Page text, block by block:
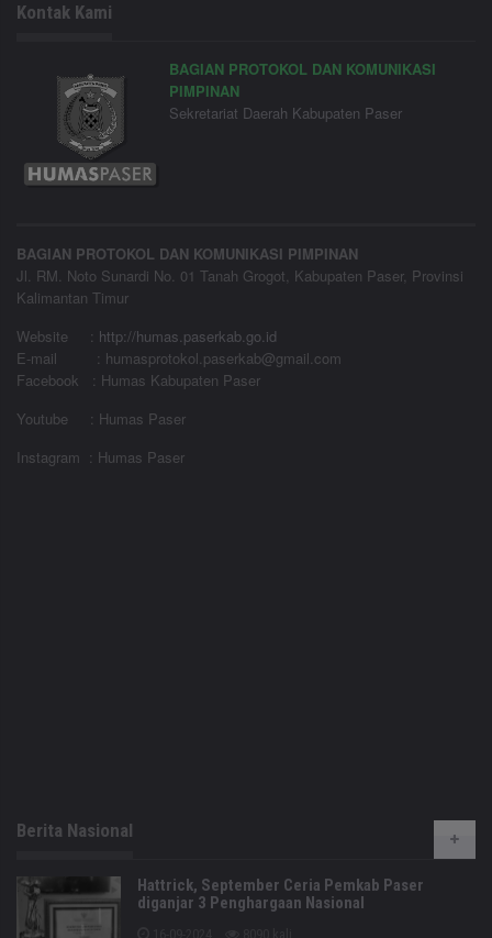
Kontak Kami
BAGIAN PROTOKOL DAN KOMUNIKASI
PIMPINAN
Sekretariat Daerah Kabupaten Paser
BAGIAN PROTOKOL DAN KOMUNIKASI PIMPINAN
Jl. RM. Noto Sunardi No. 01 Tanah Grogot, Kabupaten Paser, Provinsi
Kalimantan Timur
Website
: http://humas.paserkab.go.id
E-mail : humasprotokol.paserkab@gmail.com
Facebook : Humas Kabupaten Paser
Youtube : Humas Paser
Instagram : Humas Paser
Berita Nasional
Hattrick, September Ceria Pemkab Paser
diganjar 3 Penghargaan Nasional